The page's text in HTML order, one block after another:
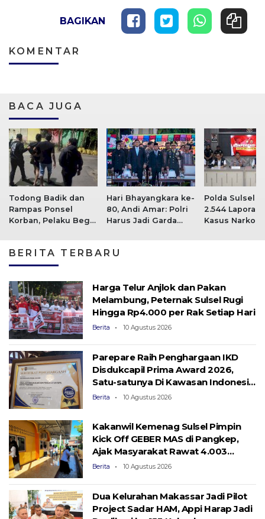
BAGIKAN
KOMENTAR
BACA JUGA
Todong Badik dan
Rampas Ponsel
Korban, Pelaku Begal
Hari Bhayangkara ke-
80, Andi Amar: Polri
Harus Jadi Garda
Polda Sulsel
2.544 Laporan
Kasus Narkoba
BERITA TERBARU
Harga Telur Anjlok dan Pakan
Melambung, Peternak Sulsel Rugi
Hingga Rp4.000 per Rak Setiap Hari
Berita 10 Agustus 2026
Parepare Raih Penghargaan IKD
Disdukcapil Prima Award 2026,
Satu-satunya Di Kawasan Indonesia
Timur
Berita 10 Agustus 2026
Kakanwil Kemenag Sulsel Pimpin
Kick Off GEBER MAS di Pangkep,
Ajak Masyarakat Rawat 4.003
Masjid
Berita 10 Agustus 2026
Dua Kelurahan Makassar Jadi Pilot
Project Sadar HAM, Appi Harap Jadi